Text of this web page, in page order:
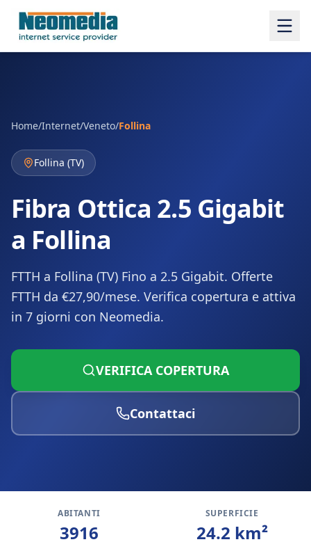
Home/Internet/Veneto/Follina
Follina (TV)
Fibra Ottica 2.5 Gigabit
a Follina
FTTH a Follina (TV) Fino a 2.5 Gigabit. Offerte
FTTH da €27,90/mese. Verifica copertura e attiva
in 7 giorni con Neomedia.
VERIFICA COPERTURA
Contattaci
ABITANTI
3916
SUPERFICIE
24.2 km²